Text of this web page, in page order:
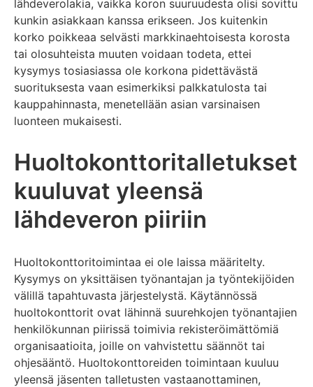
lähdeverolakia, vaikka koron suuruudesta olisi sovittu
kunkin asiakkaan kanssa erikseen. Jos kuitenkin
korko poikkeaa selvästi markkinaehtoisesta korosta
tai olosuhteista muuten voidaan todeta, ettei
kysymys tosiasiassa ole korkona pidettävästä
suorituksesta vaan esimerkiksi palkkatulosta tai
kauppahinnasta, menetellään asian varsinaisen
luonteen mukaisesti.
Huoltokonttoritalletukset
kuuluvat yleensä
lähdeveron piiriin
Huoltokonttoritoimintaa ei ole laissa määritelty.
Kysymys on yksittäisen työnantajan ja työntekijöiden
välillä tapahtuvasta järjestelystä. Käytännössä
huoltokonttorit ovat lähinnä suurehkojen työnantajien
henkilökunnan piirissä toimivia rekisteröimättömiä
organisaatioita, joille on vahvistettu säännöt tai
ohjesääntö. Huoltokonttoreiden toimintaan kuuluu
yleensä jäsenten talletusten vastaanottaminen,